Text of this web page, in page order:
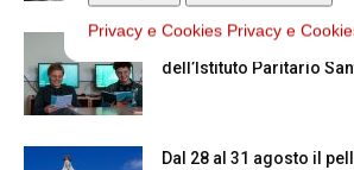
Privacy e Cookies Privacy e
Scienze Applicate, la
dell’Istituto Paritario
Dal 28 al 31 agosto il